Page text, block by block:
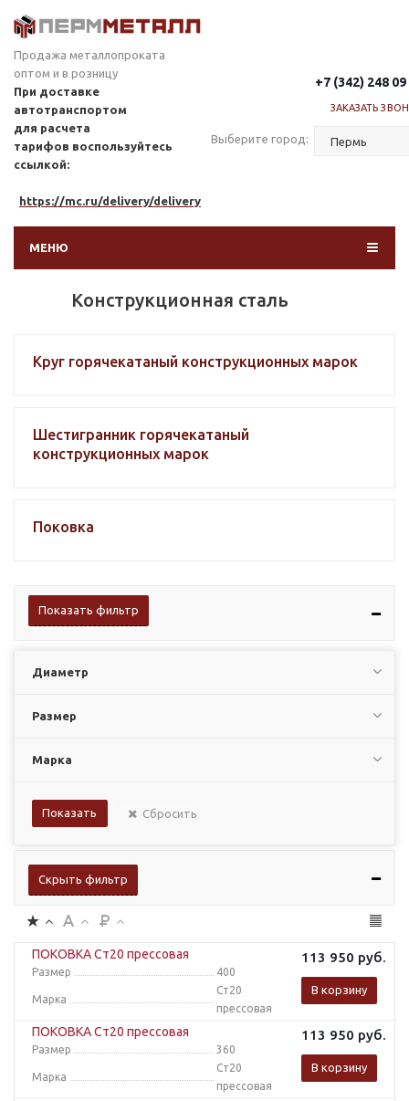
Продажа металлопроката
оптом и в розницу
При доставке
автотранспортом
для расчета
тарифов воспользуйтесь
ссылкой:
https://mc.ru/delivery/delivery
+7 (342) 248 09
ЗАКАЗАТЬ
Выберите город:
МЕНЮ
Конструкционная сталь
Круг горячекатаный конструкционных марок
Шестигранник горячекатаный
конструкционных марок
Поковка
Показать фильтр
Диаметр
Размер
Марка
Сбросить
Скрыть фильтр
ПОКОВКА Ст20 прессовая
Размер 400
Марка
Ст20
прессовая
113 950 руб.
В корзину
ПОКОВКА Ст20 прессовая
Размер 360
Марка
Ст20
прессовая
113 950 руб.
В корзину